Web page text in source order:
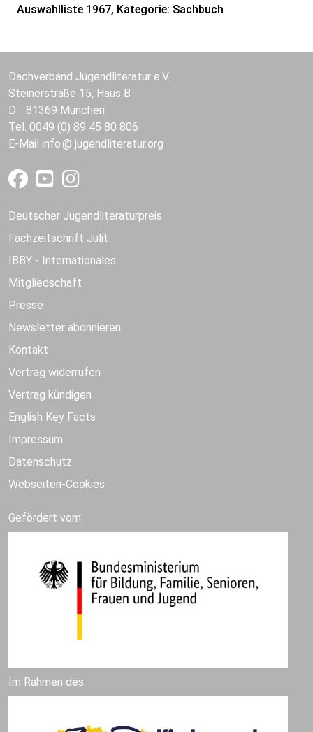
Auswahlliste 1967, Kategorie: Sachbuch
Dachverband Jugendliteratur e.V.
Steinerstraße 15, Haus B
D - 81369 München
Tel. 0049 (0) 89 45 80 806
E-Mail info jugendliteratur.org
Deutscher Jugendliteraturpreis
Fachzeitschrift Julit
IBBY - Internationales
Mitgliedschaft
Presse
Newsletter abonnieren
Kontakt
Vertrag widerrufen
Vertrag kündigen
English Key Facts
Impressum
Datenschutz
Webseiten-Cookies
Gefördert vom:
Im Rahmen des: